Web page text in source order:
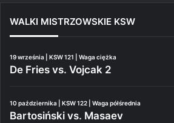
WALKI MISTRZOWSKIE KSW
19 września | KSW 121 | Waga ciężka
De Fries vs. Vojcak 2
10 października | KSW 122 | Waga półśrednia
Bartosiński vs. Masaev